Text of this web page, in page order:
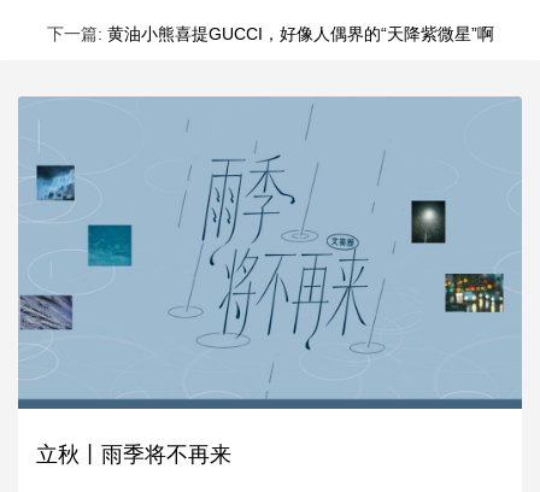
下一篇: 黄油小熊喜提GUCCI，好像人偶界的“天降紫微星”啊
立秋丨雨季将不再来